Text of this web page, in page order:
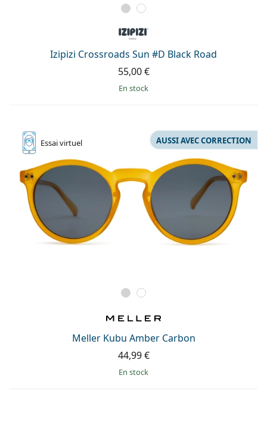
Izipizi Crossroads Sun #D Black Road
55,00 €
en stock
Essaivirtuel
Meller Kubu Amber Carbon
AUSSI AVEC CORRECTION
44,99 €
en stock